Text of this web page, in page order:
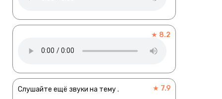
★ 8.2
Слушайте ещё звуки на тему . ★ 7.9